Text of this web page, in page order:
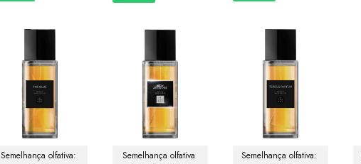
Semelhança olfativa:
Semelhança olfativa
Semelhança olfativa: